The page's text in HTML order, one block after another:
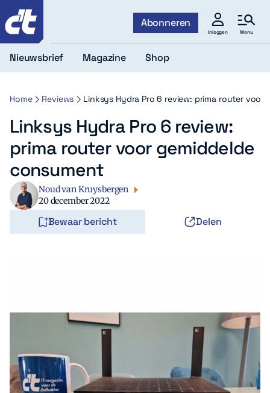
Abonneren
Inloggen Menu
Zoeken Zoek
Nieuwsbrief Magazine Shop
Home Reviews Linksys Hydra Pro 6 review: prima router voor
Linksys Hydra Pro 6 review:
prima router voor gemiddelde
consument
Noud van Kruysbergen
20 december 2022
Bewaar bericht Delen